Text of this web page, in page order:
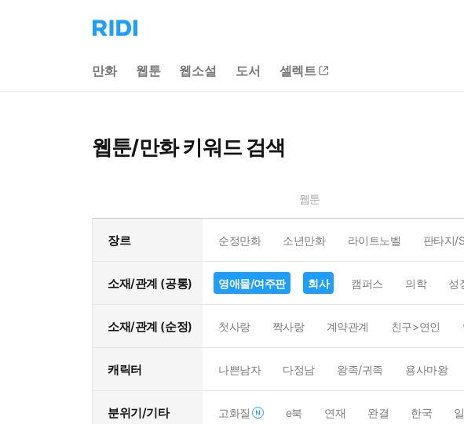
리
디
으
만화 웹툰 웹소설 도서 셀렉트
웹툰/만화 키워드 검색
웹툰
장르 순정만화 소년만화 라이트노벨 판타지/
소재/관계 (공통) 영애물/여주판 회사 캠퍼스 의학 성
소재/관계 (순정) 첫사랑 짝사랑 계약관계 친구>연인
캐릭터 나쁜남자 다정남 왕족/귀족 용사마왕
분위기/기타 고화질 e북 연재 완결 한국